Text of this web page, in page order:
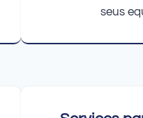
seus